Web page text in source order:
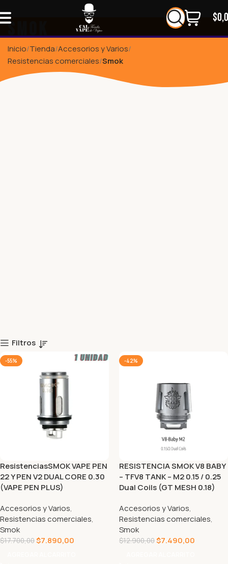
$
Smok
Inicio Tienda Accesorios y Varios
Resistencias comerciales Smok
Filtros
-55%
ResistenciasSMOK VAPE PEN
22 Y PEN V2 DUAL CORE 0.30
(VAPE PEN PLUS)
Accesorios y Varios,
Resistencias comerciales,
Smok
$17.700,00$7.890,00
-42%
RESISTENCIA SMOK V8 BABY
– TFV8 TANK – M2 0.15 / 0.25
Dual Coils (GT MESH 0.18)
Accesorios y Varios,
Resistencias comerciales,
Smok
$12.900,00$7.490,00